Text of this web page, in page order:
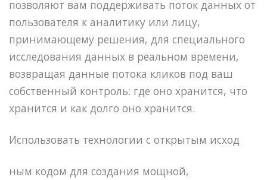
позволяют вам поддерживать поток данных от
пользователя к аналитику или лицу,
принимающему решения, для специального
исследования данных в реальном времени,
возвращая данные потока кликов под ваш
собственный контроль: где оно хранится, что
хранится и как долго оно хранится.
Использовать технологии с открытым исход
ным кодом для создания мощной,